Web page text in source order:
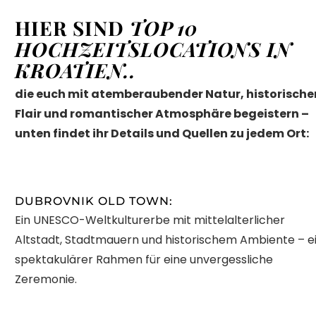
HIER SIND TOP 10
HOCHZEITSLOCATIONS IN
KROATIEN..
die euch mit atemberaubender Natur,
Flair und romantischer Atmosphäre begeistern –
unten findet ihr Details und Quellen zu jedem Ort:
DUBROVNIK OLD TOWN:
Ein UNESCO-Weltkulturerbe mit mittelalterlicher
Altstadt, Stadtmauern und historischem Ambiente –
spektakulärer Rahmen für eine unvergessliche
Zeremonie.